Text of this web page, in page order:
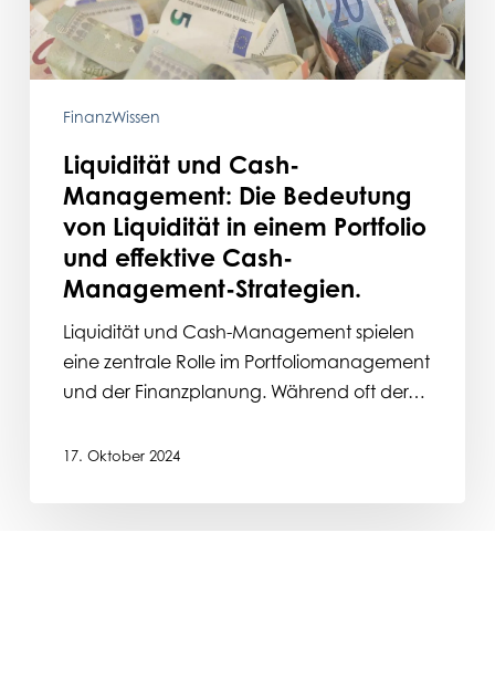
von
Liquidität
in
einem
effektive
Cash-
Management-
Strategien.
FinanzWissen
Liquidität und Cash-
Management: Die Bedeutung
von Liquidität in einem Portfolio
und effektive Cash-
Management-Strategien.
Liquidität und Cash-Management spielen
eine zentrale Rolle im Portfoliomanagement
und der Finanzplanung. Während oft der…
17. Oktober 2024